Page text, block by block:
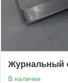
Журнальный
В наличии